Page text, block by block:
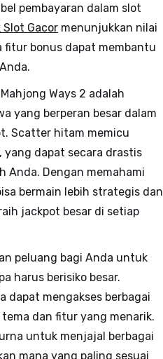
pembayaran dalam slot
Slot Gacor menunjukkan nilai
fitur bonus dapat membantu
Ways 2 adalah
yang berperan besar dalam
Scatter hitam memicu
yang dapat secara drastis
Anda. Dengan memahami
bermain lebih strategis dan
jackpot besar di setiap
peluang bagi Anda untuk
harus berisiko besar.
dapat mengakses berbagai
dan fitur yang menarik.
untuk menjajal berbagai
mana yang paling sesuai